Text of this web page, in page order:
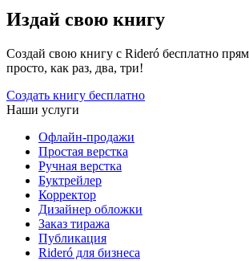
Издай свою книгу
Создай свою книгу с Rideró бесплатно
просто, как раз, два, три!
Создать книгу бесплатно
Наши услуги
Офлайн-продажи
Простая верстка
Ручная верстка
Буктрейлер
Корректор
Дизайнер обложки
Заказ тиража
Публикация
Rideró для бизнеса